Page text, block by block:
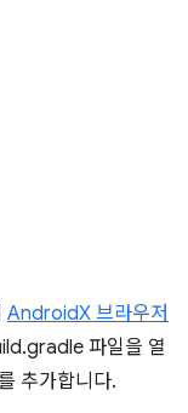
AndroidX 브라우저
파일을 열
추가합니다.